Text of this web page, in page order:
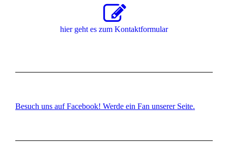
hier geht es zum Kon­takt­for­mu­lar
Besuch uns auf Facebook! Werde ein Fan unserer Seite.